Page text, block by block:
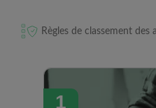
Règles de classement des
1